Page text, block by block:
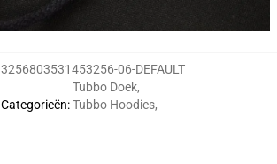
3256803531453256-06-DEFAULT
Categorieën:
Tubbo Doek,
Tubbo Hoodies,